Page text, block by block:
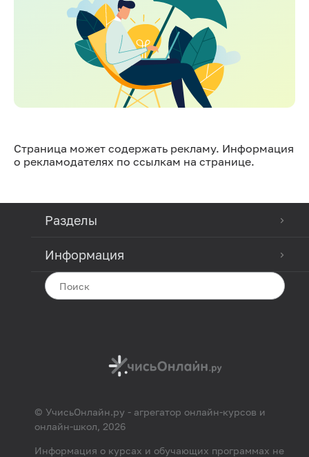
Страница может содержать рекламу. Информация
о рекламодателях по ссылкам на странице.
Разделы
Информация
© УчисьОнлайн.ру - агрегатор онлайн-курсов и
онлайн-школ, 2026
Информация о курсах и обучающих программах не